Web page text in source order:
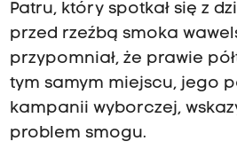
Patru, który spotkał się z
przed rzeźbą smoka
przypomniał, że prawie
tym samym miejscu, jego
kampanii wyborczej,
problem smogu.